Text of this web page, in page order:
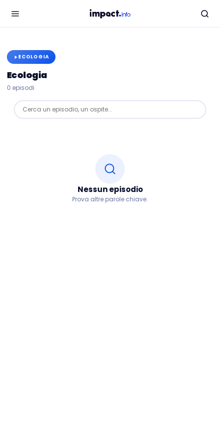
ECOLOGIA
Ecologia
0 episodi
Cerca un episodio, un ospite...
Nessun episodio
Prova altre parole chiave.